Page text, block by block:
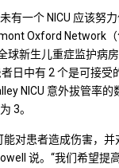
有一个 NICU 应该努
Oxford Network
球新生儿重症监护病房
日中有 2 个是可接受
NICU 意外拔管率的
3。
能对患者造成伤害，
说。“我们希望提